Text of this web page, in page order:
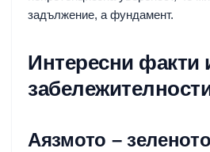
задължение, а фундамент.
Интересни факти
Аязмото –